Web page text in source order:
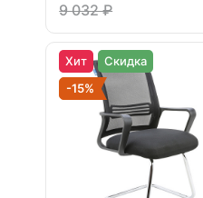
9 032 ₽
Хит
Скидка
-15%